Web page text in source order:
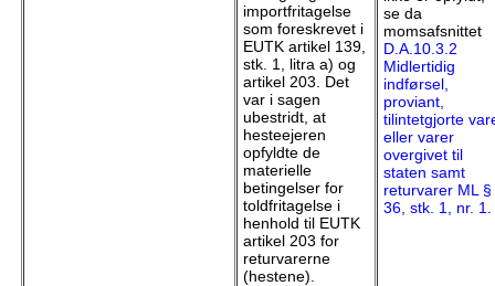
importfritagelse
som foreskrevet i
EUTK artikel 139,
stk. 1, litra a) og
artikel 203. Det
var i sagen
ubestridt, at
hesteejeren
opfyldte de
materielle
betingelser for
toldfritagelse i
henhold til EUTK
artikel 203 for
returvarerne
(hestene).
se da
momsafsnittet
D.A.10.3.2
Midlertidig
indførsel,
proviant,
tilintetgjorte
eller varer
overgivet til
staten samt
returvarer ML §
36, stk. 1, nr. 1